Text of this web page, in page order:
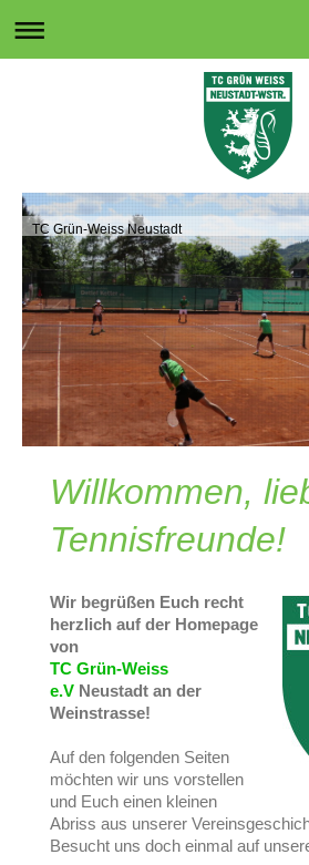
TC Grün-Weiss Neustadt
Willkommen,
Tennisfreunde!
Wir begrüßen Euch recht
herzlich auf der Homepage
von
TC Grün-Weiss
e.V Neustadt an der
Weinstrasse!
Auf den folgenden Seiten
möchten wir uns vorstellen
und Euch einen kleinen
Abriss aus unserer
Besucht uns doch einmal auf